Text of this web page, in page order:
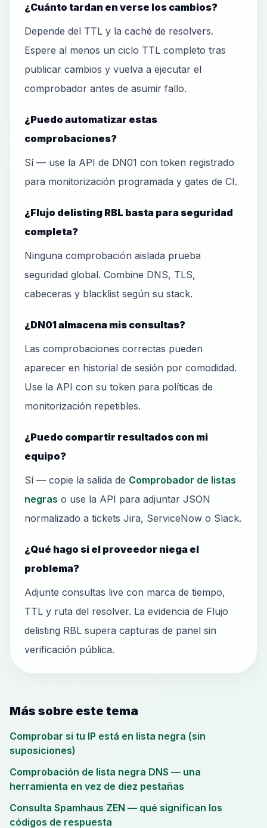
¿Cuánto tardan en verse los cambios?
Depende del TTL y la caché de resolvers.
Espere al menos un ciclo TTL completo tras
publicar cambios y vuelva a ejecutar el
comprobador antes de asumir fallo.
¿Puedo automatizar estas
comprobaciones?
Sí — use la API de DN01 con token registrado
para monitorización programada y gates de CI.
¿Flujo delisting RBL basta para seguridad
completa?
Ninguna comprobación aislada prueba
seguridad global. Combine DNS, TLS,
cabeceras y blacklist según su stack.
¿DN01 almacena mis consultas?
Las comprobaciones correctas pueden
aparecer en historial de sesión por comodidad.
Use la API con su token para políticas de
monitorización repetibles.
¿Puedo compartir resultados con mi
equipo?
Sí — copie la salida de Comprobador de listas
negras o use la API para adjuntar JSON
normalizado a tickets Jira, ServiceNow o Slack.
¿Qué hago si el proveedor niega el
problema?
Adjunte consultas live con marca de tiempo,
TTL y ruta del resolver. La evidencia de Flujo
delisting RBL supera capturas de panel sin
verificación pública.
Más sobre este tema
Comprobar si tu IP está en lista negra (sin
suposiciones)
Comprobación de lista negra DNS — una
herramienta en vez de diez pestañas
Consulta Spamhaus ZEN — qué significan los
códigos de respuesta